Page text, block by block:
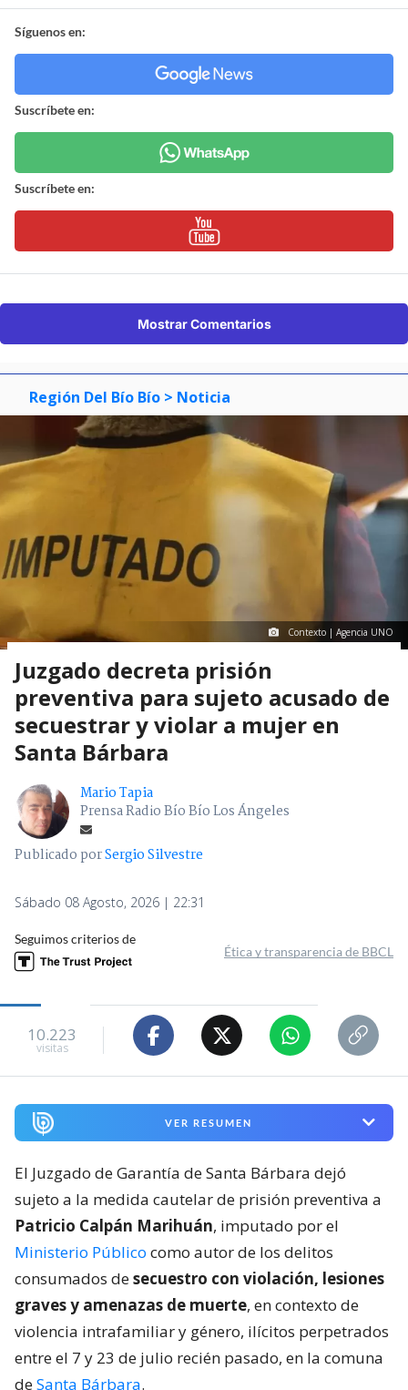
Síguenos en:
Suscríbete en:
Suscríbete en:
Mostrar Comentarios
Región Del Bío Bío > Noticia
Contexto | Agencia UNO
Juzgado decreta prisión
preventiva para sujeto acusado de
secuestrar y violar a mujer en
Santa Bárbara
Mario Tapia
Prensa Radio Bío Bío Los Ángeles
Publicado porSergio Silvestre
Sábado 08 Agosto, 2026 | 22:31
Seguimos criterios de
Ética y transparencia de BBCL
10.223
visitas
VER RESUMEN
El Juzgado de Garantía de Santa Bárbara dejó
sujeto a la medida cautelar de prisión preventiva a
Patricio Calpán Marihuán, imputado por el
Ministerio Público como autor de los delitos
consumados desecuestro con violación, lesiones
graves y amenazas de muerte, en contexto de
violencia intrafamiliar y género, ilícitos perpetrados
entre el 7 y 23 de julio recién pasado, en la comuna
deSanta Bárbara.